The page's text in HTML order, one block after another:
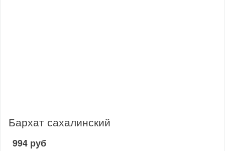
Бархат сахалинский
994 руб